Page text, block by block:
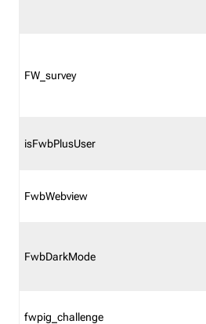
FW_survey
isFwbPlusUser
FwbWebview
FwbDarkMode
fwpig_challenge